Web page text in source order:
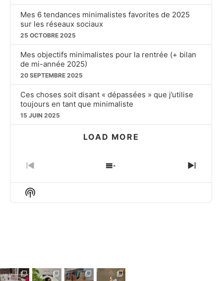
Mes 6 tendances minimalistes favorites de 2025
sur les réseaux sociaux
25 OCTOBRE 2025
Mes objectifs minimalistes pour la rentrée (+ bilan
de mi-année 2025)
20 SEPTEMBRE 2025
Ces choses soit disant « dépassées » que j’utilise
toujours en tant que minimaliste
15 JUIN 2025
LOAD MORE
PREVIOUS
EPISODE
SHOW
EPISODES
NEXT
Show
Podcast